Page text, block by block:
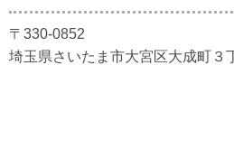
〒330-0852
埼玉県さいたま市大宮区大成町３